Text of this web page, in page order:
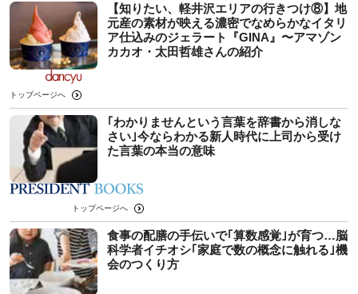
【知りたい、軽井沢エリアの行きつけ⑧】地
元産の素材が映える濃密でなめらかなイタリ
ア仕込みのジェラート『GINA』〜アマゾン
カカオ・太田哲雄さんの紹介
トップページへ
｢わかりませんという言葉を辞書から消しな
さい｣今ならわかる新人時代に上司から受け
た言葉の本当の意味
トップページへ
食事の配膳の手伝いで｢算数感覚｣が育つ…脳
科学者イチオシ｢家庭で数の概念に触れる｣機
会のつくり方